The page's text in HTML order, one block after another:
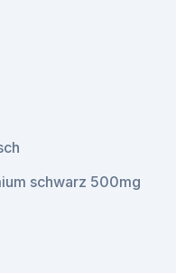
schwarz 500mg